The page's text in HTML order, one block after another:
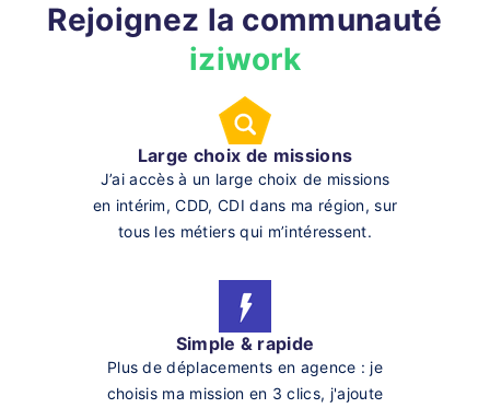
Rejoignez la communauté
iziwork
Large choix de missions
J’ai accès à un large choix de missions
en intérim, CDD, CDI dans ma région, sur
tous les métiers qui m’intéressent.
Simple & rapide
Plus de déplacements en agence : je
choisis ma mission en 3 clics, j'ajoute